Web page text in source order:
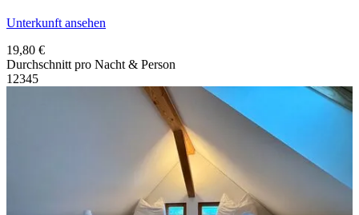
Unterkunft ansehen
19,80 €
Durchschnitt pro Nacht & Person
1 2345